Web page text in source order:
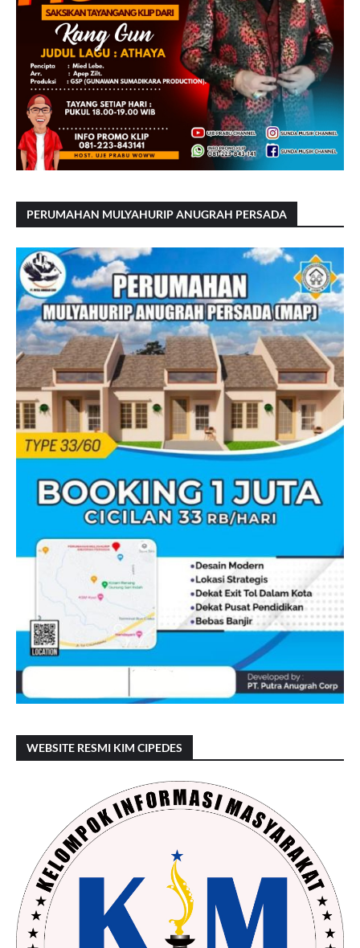
PERUMAHAN MULYAHURIP ANUGRAH PERSADA
WEBSITE RESMI KIM CIPEDES